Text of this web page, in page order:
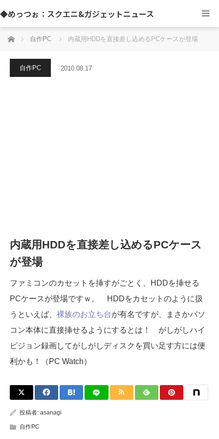
◆めっつぉ：スクエニ&ガジェットニュース
ホーム 自作PC 内蔵用HDDを直接差し込めるPCケースが登場
自作PC 2010.08.17
内蔵用HDDを直接差し込めるPCケース
が登場
ファミコンのカセットを挿すがごとく、HDDを挿せる
PCケースが登場ですｗ。 HDDをカセットのように扱
うといえば、 裸族のお立ち台が有名ですが、まさかパソ
コン本体に直接挿せるようにするとは！ がしがしハイ
ビジョン録画してがしがしディスクを買い足す方には便
利かも！（PC Watch）
投稿者: asanagi
自作PC